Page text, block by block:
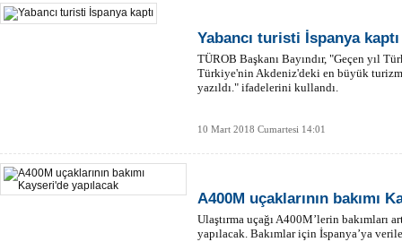
Yabancı turisti İspanya kaptı
TÜROB Başkanı Bayındır, "Geçen yıl
Türkiye'nin Akdeniz'deki en büyük
yazıldı." ifadelerini kullandı.
10 Mart 2018 Cumartesi 14:01
A400M uçaklarının bakımı
Ulaştırma uçağı A400M’lerin bakımları
yapılacak. Bakımlar için İspanya’ya